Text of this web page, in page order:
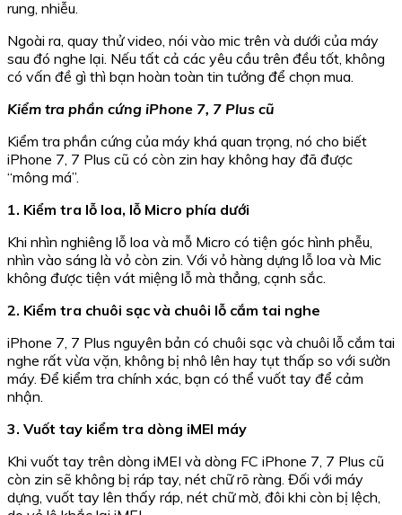
rung, nhiễu.
Ngoài ra, quay thử video, nói vào mic trên và dưới của máy
sau đó nghe lại. Nếu tất cả các yêu cầu trên đều tốt, không
có vấn đề gì thì bạn hoàn toàn tin tưởng để chọn mua.
Kiểm tra phần cứng iPhone 7, 7 Plus cũ
Kiểm tra phần cứng của máy khá quan trọng, nó cho biết
iPhone 7, 7 Plus cũ có còn zin hay không hay đã được
“mông má”.
1. Kiểm tra lỗ loa, lỗ Micro phía dưới
Khi nhìn nghiêng lỗ loa và mỗ Micro có tiện góc hình phễu,
nhìn vào sáng là vỏ còn zin. Với vỏ hàng dựng lỗ loa và Mic
không được tiện vát miệng lỗ mà thẳng, cạnh sắc.
2. Kiểm tra chuôi sạc và chuôi lỗ cắm tai nghe
iPhone 7, 7 Plus nguyên bản có chuôi sạc và chuôi lỗ cắm tai
nghe rất vừa vặn, không bị nhô lên hay tụt thấp so với sườn
máy. Để kiểm tra chính xác, bạn có thể vuốt tay để cảm
nhận.
3. Vuốt tay kiểm tra dòng iMEI máy
Khi vuốt tay trên dòng iMEI và dòng FC iPhone 7, 7 Plus cũ
còn zin sẽ không bị ráp tay, nét chữ rõ ràng. Đối với máy
dựng, vuốt tay lên thấy ráp, nét chữ mờ, đôi khi còn bị lệch,